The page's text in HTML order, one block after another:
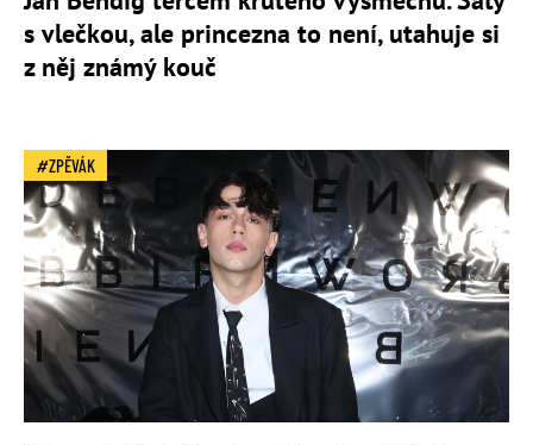
s vlečkou, ale princezna to není, utahuje si
z něj známý kouč
ZPĚVÁK